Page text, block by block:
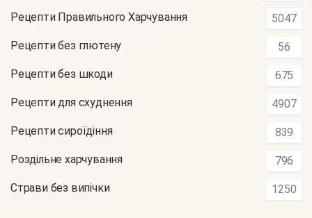
Рецепти Правильного Харчування 5047
Рецепти без глютену 56
Рецепти без шкоди 675
Рецепти для схуднення 4907
Рецепти сироїдіння 839
Роздільне харчування 796
Страви без випічки 1250